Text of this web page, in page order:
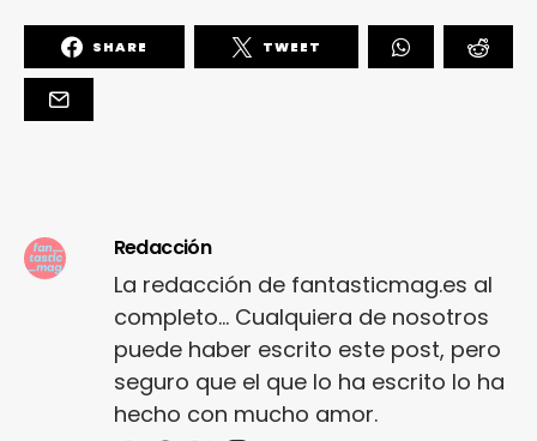
SHARE TWEET
Redacción
La redacción de fantasticmag.es al
completo... Cualquiera de nosotros
puede haber escrito este post, pero
seguro que el que lo ha escrito lo ha
hecho con mucho amor.